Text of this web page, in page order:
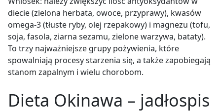
diecie (zielona herbata, owoce, przyprawy), kwasów
omega-3 (tłuste ryby, olej rzepakowy) i magnezu (tofu,
soja, fasola, ziarna sezamu, zielone warzywa, bataty).
To trzy najważniejsze grupy pożywienia, które
spowalniają procesy starzenia się, a także zapobiegają
stanom zapalnym i wielu chorobom.
Dieta Okinawa – jadłospis